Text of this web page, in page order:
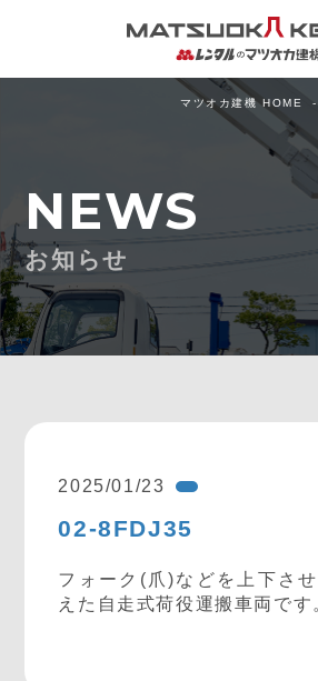
マツオカ建機 HOME
NEWS
お知らせ
2025/01/23
02-8FDJ35
フォーク(爪)などを上下さ
えた自走式荷役運搬車両です